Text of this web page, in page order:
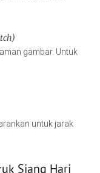
gambar. Untuk
untuk jarak
Siang Hari